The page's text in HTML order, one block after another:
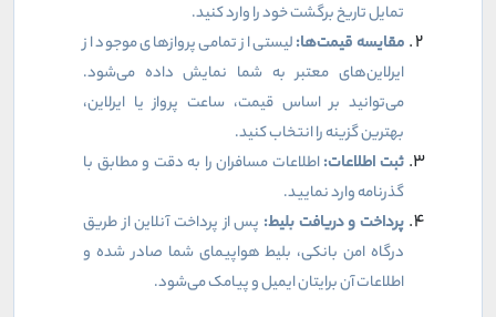
تمایل تاریخ برگشت خود را وارد کنید.
مقایسه قیمت‌ها:لیستی از تمامی پروازهای موجود از
ایرلاین‌های معتبر به شما نمایش داده می‌شود.
می‌توانید بر اساس قیمت، ساعت پرواز یا ایرلاین،
بهترین گزینه را انتخاب کنید.
ثبت اطلاعات:اطلاعات مسافران را به دقت و مطابق با
گذرنامه وارد نمایید.
پرداخت و دریافت بلیط: پس از پرداخت آنلاین از طریق
درگاه امن بانکی، بلیط هواپیمای شما صادر شده و
اطلاعات آن برایتان ایمیل و پیامک می‌شود.